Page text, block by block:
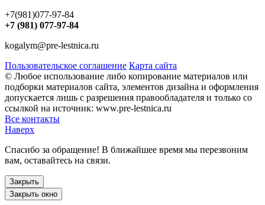
+7(981)077-97-84
+7 (981) 077-97-84
kogalym@pre-lestnica.ru
Пользовательское соглашение Карта сайта
© Любое использование либо копирование материалов или
подборки материалов сайта, элементов дизайна и оформления
допускается лишь с разрешения правообладателя и только со
ссылкой на источник: www.pre-lestnica.ru
Все контакты
Наверх
Спасибо за обращение! В ближайшее время мы перезвоним
вам, оставайтесь на связи.
Закрыть
Закрыть окно